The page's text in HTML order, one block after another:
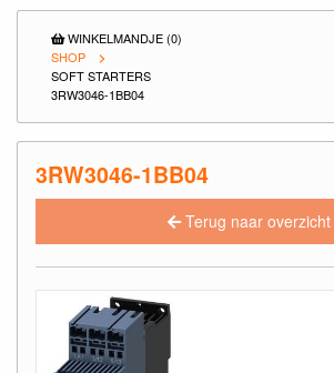
WINKELMANDJE (0)
SHOP
SOFT STARTERS
3RW3046-1BB04
3RW3046-1BB04
Terug naar overzicht